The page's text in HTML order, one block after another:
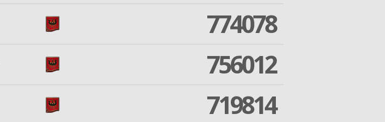
774078
756012
719814